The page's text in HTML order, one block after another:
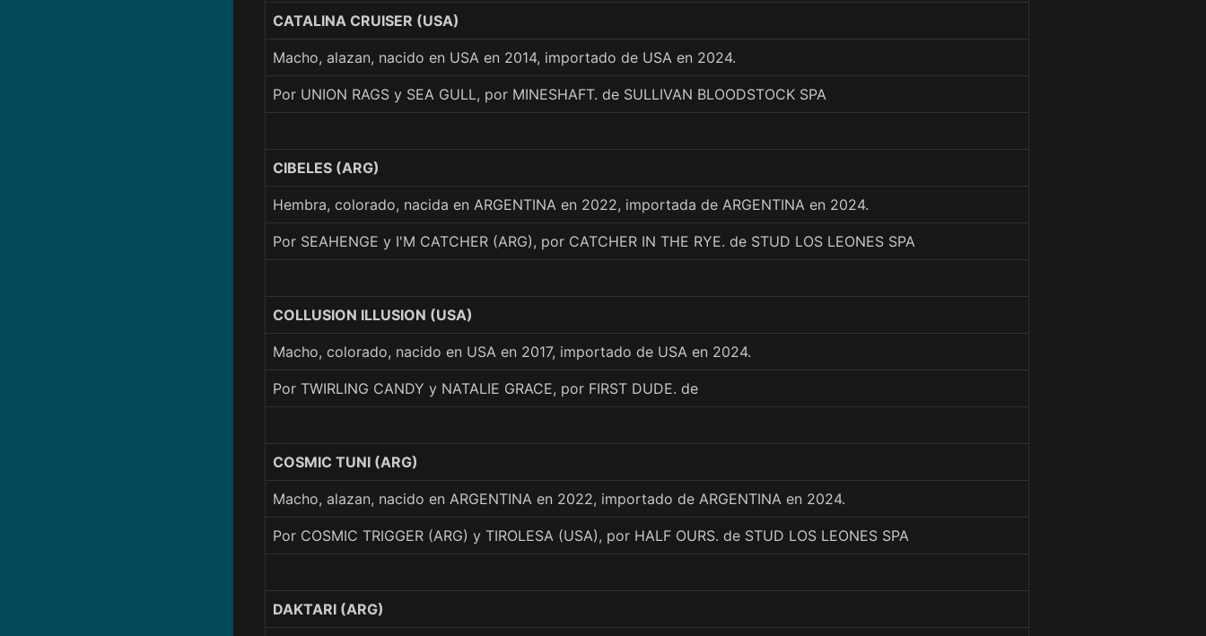
CATALINA CRUISER (USA)
Macho, alazan, nacido en USA en 2014, importado de USA en 2024.
Por UNION RAGS y SEA GULL, por MINESHAFT. de SULLIVAN BLOODSTOCK SPA
CIBELES (ARG)
Hembra, colorado, nacida en ARGENTINA en 2022, importada de ARGENTINA en 2024.
Por SEAHENGE y I'M CATCHER (ARG), por CATCHER IN THE RYE. de STUD LOS LEONES SPA
COLLUSION ILLUSION (USA)
Macho, colorado, nacido en USA en 2017, importado de USA en 2024.
Por TWIRLING CANDY y NATALIE GRACE, por FIRST DUDE. de
COSMIC TUNI (ARG)
Macho, alazan, nacido en ARGENTINA en 2022, importado de ARGENTINA en 2024.
Por COSMIC TRIGGER (ARG) y TIROLESA (USA), por HALF OURS. de STUD LOS LEONES SPA
DAKTARI (ARG)